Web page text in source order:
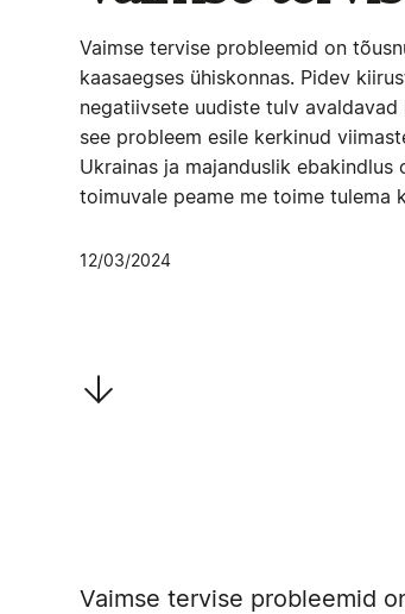
Vaimse tervise probleemid on
kaasaegses ühiskonnas. Pidev
negatiivsete uudiste tulv
see probleem esile kerkinud
Ukrainas ja majanduslik
toimuvale peame me toime tulema
12/03/2024
Vaimse tervise probleemid